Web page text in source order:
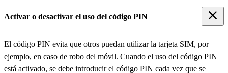
Activar o desactivar el uso del código PIN
El código PIN evita que otros puedan utilizar la tarjeta SIM, por
ejemplo, en caso de robo del móvil. Cuando el uso del código PIN
está activado, se debe introducir el código PIN cada vez que se